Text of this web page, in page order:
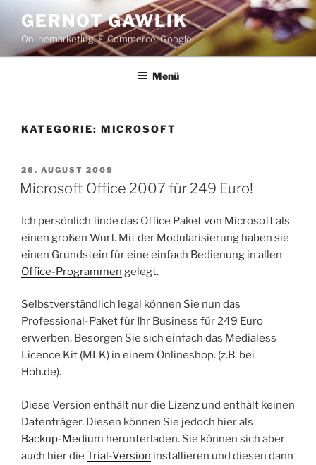
Inhalt
springen
GERNOT GAWLIK
Onlinemarketing, E-Commerce, Google
Menü
KATEGORIE: MICROSOFT
VERÖFFENTLICHT
AM
26. AUGUST 2009
Microsoft Office 2007 für 249 Euro!
Ich persönlich finde das Office Paket von Microsoft als
einen großen Wurf. Mit der Modularisierung haben sie
einen Grundstein für eine einfach Bedienung in allen
Office-Programmen gelegt.
Selbstverständlich legal können Sie nun das
Professional-Paket für Ihr Business für 249 Euro
erwerben. Besorgen Sie sich einfach das Medialess
Licence Kit (MLK) in einem Onlineshop. (z.B. bei
Hoh.de).
Diese Version enthält nur die Lizenz und enthält keinen
Datenträger. Diesen können Sie jedoch hier als
Backup-Medium herunterladen. Sie können sich aber
auch hier die Trial-Version installieren und diesen dann